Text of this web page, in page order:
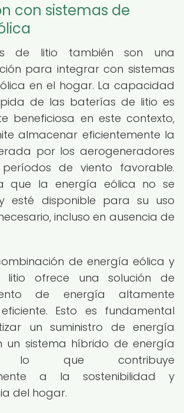
con sistemas de
de litio también son una
para integrar con sistemas
en el hogar. La capacidad
de las baterías de litio es
beneficiosa en este contexto,
almacenar eficientemente la
por los aerogeneradores
de viento favorable.
que la energía eólica no se
esté disponible para su uso
incluso en ausencia de
de energía eólica y
litio ofrece una solución de
de energía altamente
Esto es fundamental
un suministro de energía
un sistema híbrido de energía
lo que contribuye
a la sostenibilidad y
del hogar.